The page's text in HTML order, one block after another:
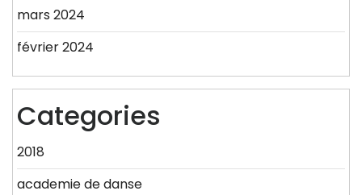
mars 2024
février 2024
Categories
2018
academie de danse